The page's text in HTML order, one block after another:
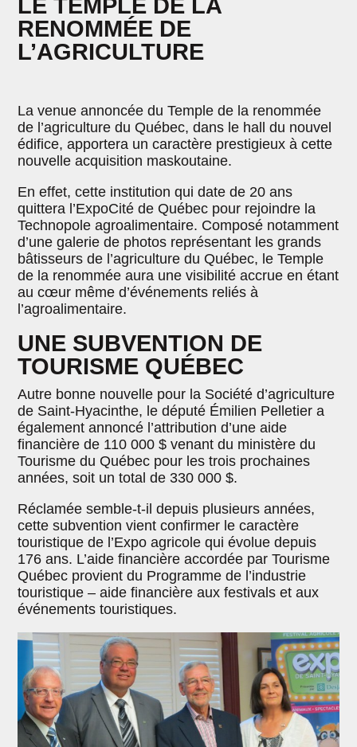
LE TEMPLE DE LA
RENOMMÉE DE
L’AGRICULTURE
La venue annoncée du Temple de la renommée
de l’agriculture du Québec, dans le hall du nouvel
édifice, apportera un caractère prestigieux à cette
nouvelle acquisition maskoutaine.
En effet, cette institution qui date de 20 ans
quittera l’ExpoCité de Québec pour rejoindre la
Technopole agroalimentaire. Composé notamment
d’une galerie de photos représentant les grands
bâtisseurs de l’agriculture du Québec, le Temple
de la renommée aura une visibilité accrue en étant
au cœur même d’événements reliés à
l’agroalimentaire.
UNE SUBVENTION DE
TOURISME QUÉBEC
Autre bonne nouvelle pour la Société d’agriculture
de Saint-Hyacinthe, le député Émilien Pelletier a
également annoncé l’attribution d’une aide
financière de 110 000 $ venant du ministère du
Tourisme du Québec pour les trois prochaines
années, soit un total de 330 000 $.
Réclamée semble-t-il depuis plusieurs années,
cette subvention vient confirmer le caractère
touristique de l’Expo agricole qui évolue depuis
176 ans. L’aide financière accordée par Tourisme
Québec provient du Programme de l’industrie
touristique – aide financière aux festivals et aux
événements touristiques.